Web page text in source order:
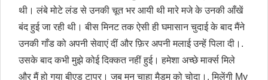
थी। लंबे मोटे लंड से उनकी चूत भर आयी थी मारे मजे के उनकी आँखें
बंद हुई जा रही थी। बीस मिनट तक ऐसी ही घमासान चुदाई के बाद मैंने
उनकी गाँड को अपनी सेवाएं दीं और फ़िर अपनी मलाई उन्हें पिला दी।.
उसके बाद कभी मुझे कोई दिक्कत नहीं हुई। हमेशा अच्छे मार्क्स मिले
और मैं हो गया बीएड टापर। जब मन चाहा मैडम को चोदा।. मिलेंगी My